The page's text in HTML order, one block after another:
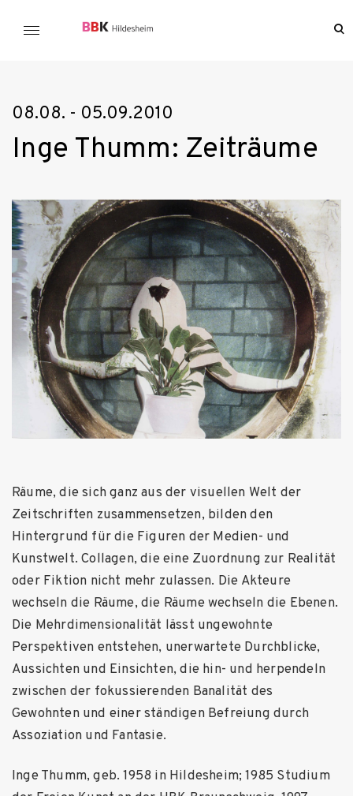
08.08. - 05.09.2010
Inge Thumm: Zeiträume
Räume, die sich ganz aus der visuellen Welt der
Zeitschriften zusammensetzen, bilden den
Hintergrund für die Figuren der Medien- und
Kunstwelt. Collagen, die eine Zuordnung zur Realität
oder Fiktion nicht mehr zulassen. Die Akteure
wechseln die Räume, die Räume wechseln die Ebenen.
Die Mehrdimensionalität lässt ungewohnte
Perspektiven entstehen, unerwartete Durchblicke,
Aussichten und Einsichten, die hin- und herpendeln
zwischen der fokussierenden Banalität des
Gewohnten und einer ständigen Befreiung durch
Assoziation und Fantasie.
Inge Thumm, geb. 1958 in Hildesheim; 1985 Studium